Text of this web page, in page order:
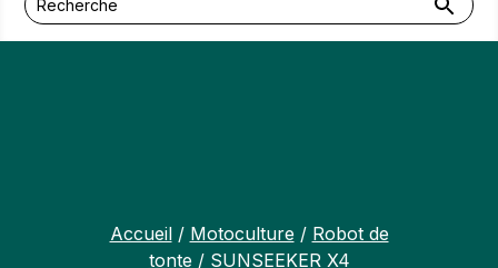
Accueil/ Motoculture/ Robot de
tonte/ SUNSEEKER X4